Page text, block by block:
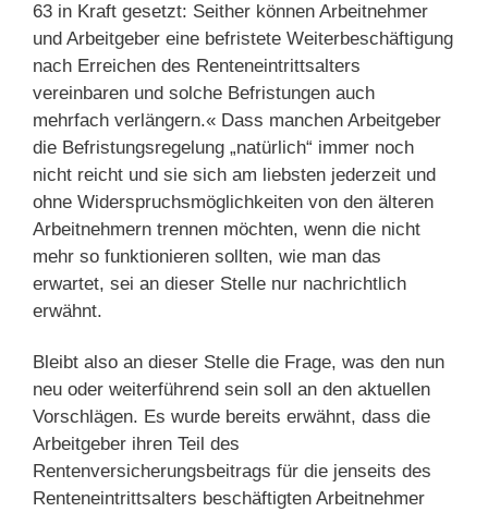
63 in Kraft gesetzt: Seither können Arbeitnehmer
und Arbeitgeber eine befristete Weiterbeschäftigung
nach Erreichen des Renteneintrittsalters
vereinbaren und solche Befristungen auch
mehrfach verlängern.« Dass manchen Arbeitgeber
die Befristungsregelung „natürlich“ immer noch
nicht reicht und sie sich am liebsten jederzeit und
ohne Widerspruchsmöglichkeiten von den älteren
Arbeitnehmern trennen möchten, wenn die nicht
mehr so funktionieren sollten, wie man das
erwartet, sei an dieser Stelle nur nachrichtlich
erwähnt.
Bleibt also an dieser Stelle die Frage, was den nun
neu oder weiterführend sein soll an den aktuellen
Vorschlägen. Es wurde bereits erwähnt, dass die
Arbeitgeber ihren Teil des
Rentenversicherungsbeitrags für die jenseits des
Renteneintrittsalters beschäftigten Arbeitnehmer